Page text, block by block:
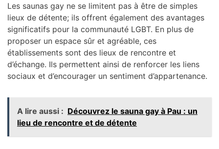
Les saunas gay ne se limitent pas à être de simples
lieux de détente; ils offrent également des avantages
significatifs pour la communauté LGBT. En plus de
proposer un espace sûr et agréable, ces
établissements sont des lieux de rencontre et
d’échange. Ils permettent ainsi de renforcer les liens
sociaux et d’encourager un sentiment d’appartenance.
A lire aussi : Découvrez le sauna gay à Pau : un
lieu de rencontre et de détente